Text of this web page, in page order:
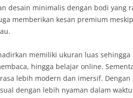
desain minimalis dengan bodi yang
memberikan kesan premium
memiliki ukuran luas
hingga belajar online.
lebih modern dan imersif. Dengan
dengan lebih nyaman dalam